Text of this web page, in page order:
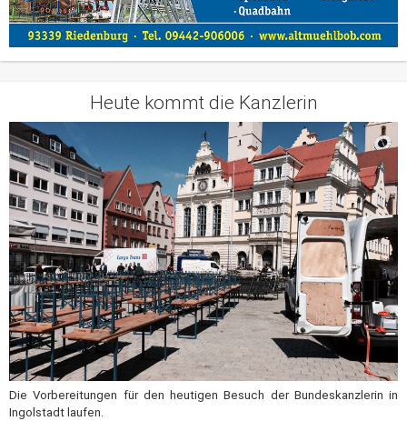
Heute kommt die Kanzlerin
Die Vorbereitungen für den heutigen Besuch der Bundeskanzlerin in
Ingolstadt laufen.